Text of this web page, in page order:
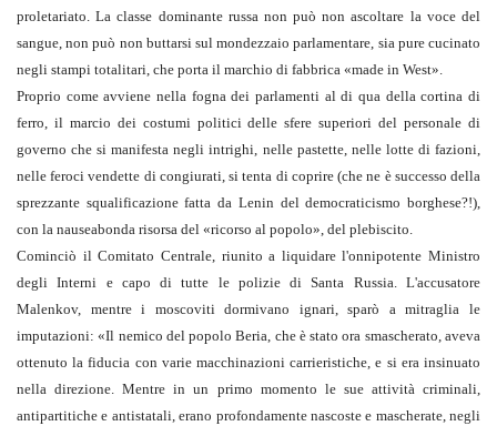
proletariato. La classe dominante russa non può non ascoltare la voce del
sangue, non può non buttarsi sul mondezzaio parlamentare, sia pure cucinato
negli stampi totalitari, che porta il marchio di fabbrica «made in West».
Proprio come avviene nella fogna dei parlamenti al di qua della cortina di
ferro, il marcio dei costumi politici delle sfere superiori del personale di
governo che si manifesta negli intrighi, nelle pastette, nelle lotte di fazioni,
nelle feroci vendette di congiurati, si tenta di coprire (che ne è successo della
sprezzante squalificazione fatta da Lenin del democraticismo borghese?!),
con la nauseabonda risorsa del «ricorso al popolo», del plebiscito.
Cominciò il Comitato Centrale, riunito a liquidare l'onnipotente Ministro
degli Interni e capo di tutte le polizie di Santa Russia. L'accusatore
Malenkov, mentre i moscoviti dormivano ignari, sparò a mitraglia le
imputazioni: «Il nemico del popolo Beria, che è stato ora smascherato, aveva
ottenuto la fiducia con varie macchinazioni carrieristiche, e si era insinuato
nella direzione. Mentre in un primo momento le sue attività criminali,
antipartitiche e antistatali, erano profondamente nascoste e mascherate, negli